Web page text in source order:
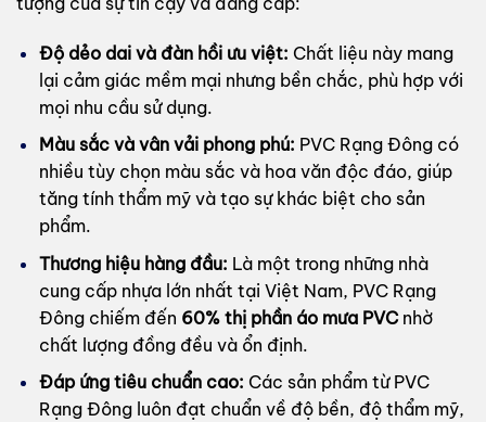
Độ dẻo dai và đàn hồi ưu việt: Chất liệu này mang
lại cảm giác mềm mại nhưng bền chắc, phù hợp với
mọi nhu cầu sử dụng.
Màu sắc và vân vải phong phú: PVC Rạng Đông có
nhiều tùy chọn màu sắc và hoa văn độc đáo, giúp
tăng tính thẩm mỹ và tạo sự khác biệt cho sản
phẩm.
Thương hiệu hàng đầu: Là một trong những nhà
cung cấp nhựa lớn nhất tại Việt Nam, PVC Rạng
Đông chiếm đến 60% thị phần áo mưa PVCnhờ
chất lượng đồng đều và ổn định.
Đáp ứng tiêu chuẩn cao: Các sản phẩm từ PVC
Rạng Đông luôn đạt chuẩn về độ bền, độ thẩm mỹ,